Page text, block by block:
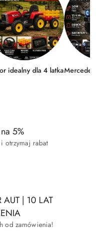
idealny dla 4 latka
5%
otrzymaj rabat
AUT | 10 LAT
od zamówienia!